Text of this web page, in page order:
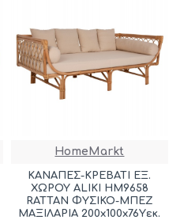
HomeMarkt
ΚΑΝΑΠΕΣ-ΚΡΕΒΑΤΙ ΕΞ.
ΧΩΡΟΥ ALIKI HM9658
RATTAΝ ΦΥΣΙΚΟ-ΜΠΕΖ
ΜΑΞΙΛΑΡΙΑ 200x100x76Yεκ.